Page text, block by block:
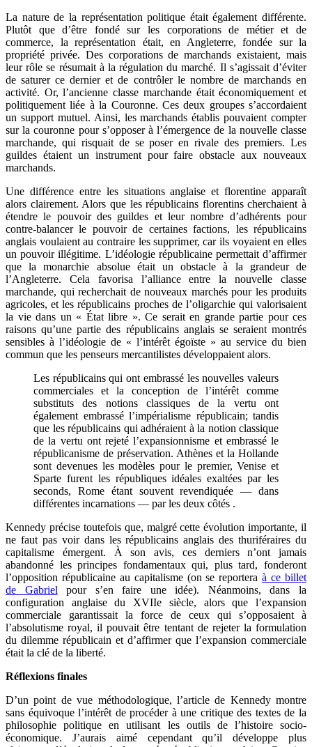
La nature de la représentation politique était également différente.
Plutôt que d’être fondé sur les corporations de métier et de
commerce, la représentation était, en Angleterre, fondée sur la
propriété privée. Des corporations de marchands existaient, mais
leur rôle se résumait à la régulation du marché. Il s’agissait d’éviter
de saturer ce dernier et de contrôler le nombre de marchands en
activité. Or, l’ancienne classe marchande était économiquement et
politiquement liée à la Couronne. Ces deux groupes s’accordaient
un support mutuel. Ainsi, les marchands établis pouvaient compter
sur la couronne pour s’opposer à l’émergence de la nouvelle classe
marchande, qui risquait de se poser en rivale des premiers. Les
guildes étaient un instrument pour faire obstacle aux nouveaux
marchands.
Une différence entre les situations anglaise et florentine apparaît
alors clairement. Alors que les républicains florentins cherchaient à
étendre le pouvoir des guildes et leur nombre d’adhérents pour
contre-balancer le pouvoir de certaines factions, les républicains
anglais voulaient au contraire les supprimer, car ils voyaient en elles
un pouvoir illégitime. L’idéologie républicaine permettait d’affirmer
que la monarchie absolue était un obstacle à la grandeur de
l’Angleterre. Cela favorisa l’alliance entre la nouvelle classe
marchande, qui recherchait de nouveaux marchés pour les produits
agricoles, et les républicains proches de l’oligarchie qui valorisaient
la vie dans un « État libre ». Ce serait en grande partie pour ces
raisons qu’une partie des républicains anglais se seraient montrés
sensibles à l’idéologie de « l’intérêt égoïste » au service du bien
commun que les penseurs mercantilistes développaient alors.
Les républicains qui ont embrassé les nouvelles valeurs
commerciales et la conception de l’intérêt comme
substituts des notions classiques de la vertu ont
également embrassé l’impérialisme républicain; tandis
que les républicains qui adhéraient à la notion classique
de la vertu ont rejeté l’expansionnisme et embrassé le
républicanisme de préservation. Athènes et la Hollande
sont devenues les modèles pour le premier, Venise et
Sparte furent les républiques idéales exaltées par les
seconds, Rome étant souvent revendiquée — dans
différentes incarnations — par les deux côtés .
Kennedy précise toutefois que, malgré cette évolution importante, il
ne faut pas voir dans les républicains anglais des thuriféraires du
capitalisme émergent. À son avis, ces derniers n’ont jamais
abandonné les principes fondamentaux qui, plus tard, fonderont
l’opposition républicaine au capitalisme (on se reporteraà ce billet
de Gabriel pour s’en faire une idée). Néanmoins, dans la
configuration anglaise du XVIIe siècle, alors que l’expansion
commerciale garantissait la force de ceux qui s’opposaient à
l’absolutisme royal, il pouvait être tentant de rejeter la formulation
du dilemme républicain et d’affirmer que l’expansion commerciale
était la clé de la liberté.
Réflexions finales
D’un point de vue méthodologique, l’article de Kennedy montre
sans équivoque l’intérêt de procéder à une critique des textes de la
philosophie politique en utilisant les outils de l’histoire socio-
économique. J’aurais aimé cependant qu’il développe plus